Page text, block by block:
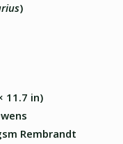
)
11.7 in)
Rembrandt